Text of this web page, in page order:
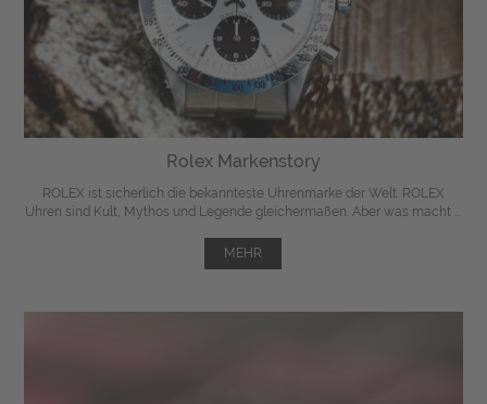
Rolex Markenstory
ROLEX ist sicherlich die bekannteste Uhrenmarke der Welt. ROLEX
Uhren sind Kult, Mythos und Legende gleichermaßen. Aber was macht ...
MEHR